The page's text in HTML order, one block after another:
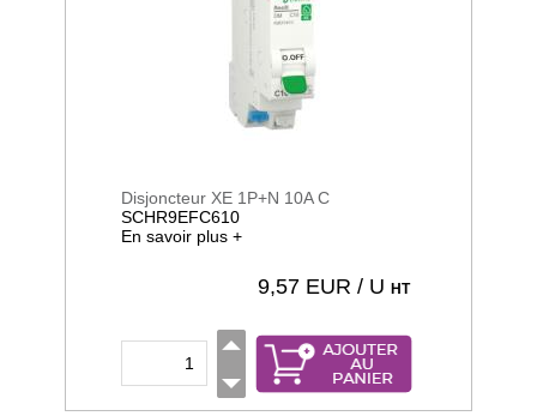
Disjoncteur XE 1P+N 10A C
SCHR9EFC610
En savoir plus +
9,57 EUR / U HT